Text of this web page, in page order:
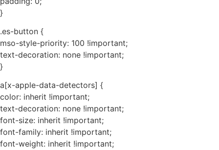
}
.es-button {
mso-style-priority: 100 !important;
text-decoration: none !important;
}
a[x-apple-data-detectors] {
color: inherit !important;
text-decoration: none !important;
font-size: inherit !important;
font-family: inherit !important;
font-weight: inherit !important;